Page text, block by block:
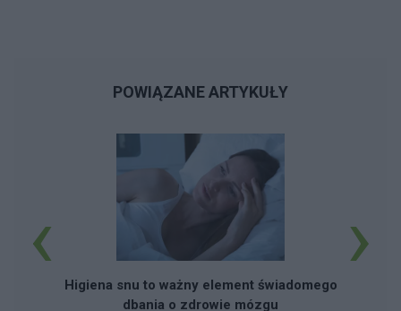
POWIĄZANE ARTYKUŁY
Higiena snu to ważny element świadomego
dbania o zdrowie mózgu
‹ ›